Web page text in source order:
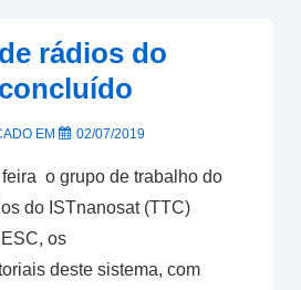
rádios do
EM 02/07/2019
feira o grupo de trabalho do
do ISTnanosat (TTC)
os
deste sistema, com